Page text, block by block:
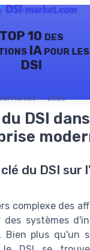
TOP 10 des
IA pour les
DSI
Market — 2026
DSI dans
du DSI sur
complexe des
des systèmes
Bien plus qu'un